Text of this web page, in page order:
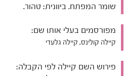
שומר המפתח. ביוונית: טהור.
מפורסמים בעלי אותו שם:
קיילה קולינס, קיילה גלעדי
פירוש השם קיילה לפי הקבלה: